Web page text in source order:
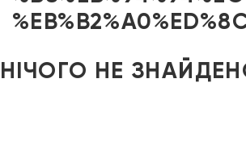
НІЧОГО НЕ